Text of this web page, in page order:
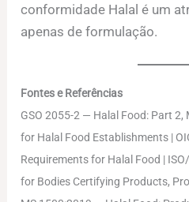
conformidade Halal é um
apenas de formulação.
Fontes e Referências
GSO 2055-2 — Halal Food: Part
for Halal Food Establishments |
Requirements for Halal Food |
for Bodies Certifying Products,